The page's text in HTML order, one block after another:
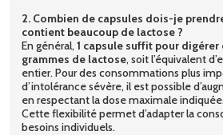
2. Combien de capsules dois-je
contient beaucoup de lactose ?
En général, 1 capsule suffit pour digérer
grammes de lactose, soit l’équivalent
entier. Pour des consommations plus
d’intolérance sévère, il est possible
en respectant la dose maximale indiquée.
Cette flexibilité permet d’adapter la
besoins individuels.